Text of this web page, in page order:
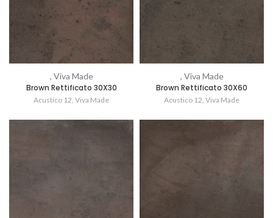
, Viva Made
Brown Rettificato 30X30
Acustico 12, Viva Made
, Viva Made
Brown Rettificato 30X60
Acustico 12, Viva Made